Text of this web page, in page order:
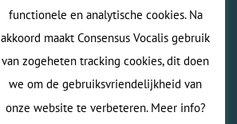
functionele en analytische cookies. Na
akkoord maakt Consensus Vocalis gebruik
van zogeheten tracking cookies, dit doen
we om de gebruiksvriendelijkheid van
onze website te verbeteren. Meer info?